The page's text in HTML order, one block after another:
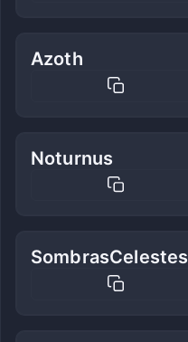
Azoth
Noturnus
SombrasCelestes